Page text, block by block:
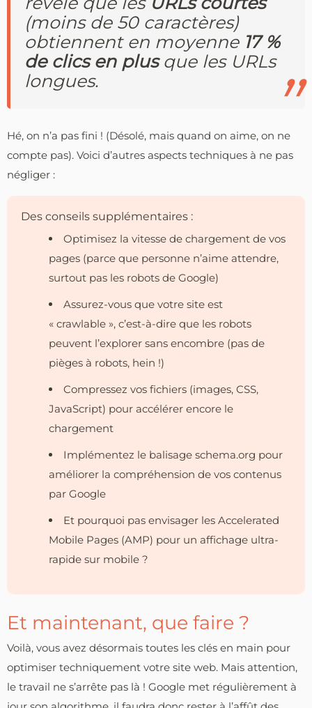
(moins de 50 caractères)
obtiennent en moyenne 17 %
de clics en plus que les URLs
longues.
Hé, on n’a pas fini ! (Désolé, mais quand on aime, on ne
compte pas). Voici d’autres aspects techniques à ne pas
négliger :
Des conseils supplémentaires :
Optimisez la vitesse de chargement de vos
pages (parce que personne n’aime attendre,
surtout pas les robots de Google)
Assurez-vous que votre site est
« crawlable », c’est-à-dire que les robots
peuvent l’explorer sans encombre (pas de
pièges à robots, hein !)
Compressez vos fichiers (images, CSS,
JavaScript) pour accélérer encore le
chargement
Implémentez le balisage schema.org pour
améliorer la compréhension de vos contenus
par Google
Et pourquoi pas envisager les Accelerated
Mobile Pages (AMP) pour un affichage ultra-
rapide sur mobile ?
Et maintenant, que faire ?
Voilà, vous avez désormais toutes les clés en main pour
optimiser techniquement votre site web. Mais attention,
le travail ne s’arrête pas là ! Google met régulièrement à